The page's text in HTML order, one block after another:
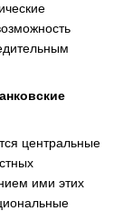
центральные
ими этих